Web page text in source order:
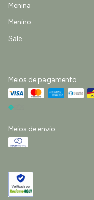
Menina
Menino
Sale
Meios de pagamento
Meios de envio